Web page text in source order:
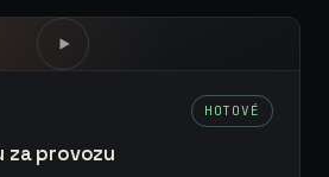
HOTOVÉ
za provozu